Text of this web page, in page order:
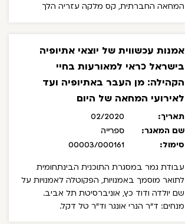
המחאה החברתית, קס מלקה עזריה הלך
אתיופיה שנספו בדרכם לישראל, מינוי הרב חנניה
בין הכותבים: יושב ראש הכנסת ראובן (רובי)
ריבלין.
אמנות עכשווית של יוצאי אתיופיה
בישראל כראי למאורעות בחיי
הקהילה: מן העבר באתיופיה ועד
לאירועי המחאה של היום
תאריך:
02/2020
שם המאגר:
ספרייה
סימול:
00003/000161
עבודת גמר במסגרת התוכנית הבינתחומית
לתואר מוסמך באמנויות, הפקוטלה לאמנויות על
שם יולדה ודוד כץ, אוניברסיטת תל אביב.
מנחים: ד"ר הנרי אונגר וד"ר טל דקל.